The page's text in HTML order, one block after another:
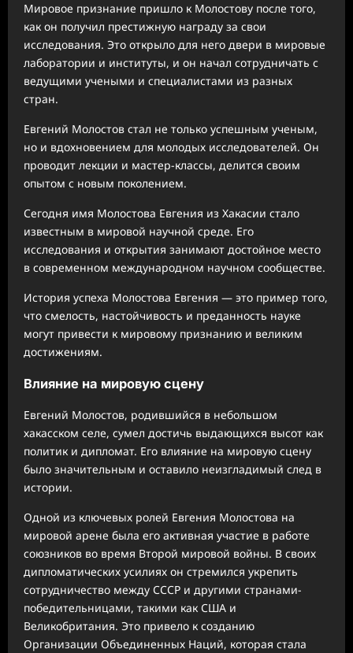
Мировое признание пришло к Молостову после того,
как он получил престижную награду за свои
исследования. Это открыло для него двери в мировые
лаборатории и институты, и он начал сотрудничать с
ведущими учеными и специалистами из разных
стран.
Евгений Молостов стал не только успешным ученым,
но и вдохновением для молодых исследователей. Он
проводит лекции и мастер-классы, делится своим
опытом с новым поколением.
Сегодня имя Молостова Евгения из Хакасии стало
известным в мировой научной среде. Его
исследования и открытия занимают достойное место
в современном международном научном сообществе.
История успеха Молостова Евгения — это пример того,
что смелость, настойчивость и преданность науке
могут привести к мировому признанию и великим
достижениям.
Влияние на мировую сцену
Евгений Молостов, родившийся в небольшом
хакасском селе, сумел достичь выдающихся высот как
политик и дипломат. Его влияние на мировую сцену
было значительным и оставило неизгладимый след в
истории.
Одной из ключевых ролей Евгения Молостова на
мировой арене была его активная участие в работе
союзников во время Второй мировой войны. В своих
дипломатических усилиях он стремился укрепить
сотрудничество между СССР и другими странами-
победительницами, такими как США и
Великобритания. Это привело к созданию
Организации Объединенных Наций, которая стала